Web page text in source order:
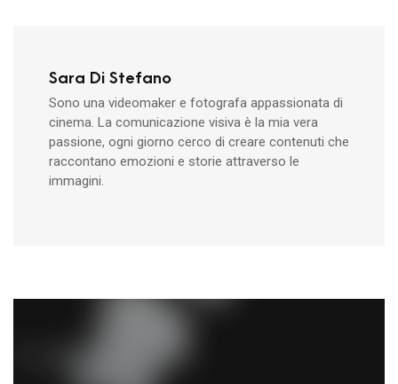
Sara Di Stefano
Sono una videomaker e fotografa appassionata di
cinema. La comunicazione visiva è la mia vera
passione, ogni giorno cerco di creare contenuti che
raccontano emozioni e storie attraverso le
immagini.